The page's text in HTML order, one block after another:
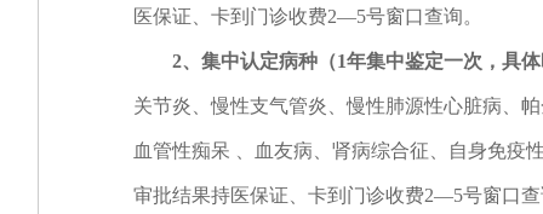
医保证、卡到门诊收费2—5号窗口查询。
2、集中认定病种（1年集中鉴定一次，具
关节炎、慢性支气管炎、慢性肺源性心脏病、
血管性痴呆 、血友病、肾病综合征、自身免疫
审批结果持医保证、卡到门诊收费2—5号窗口